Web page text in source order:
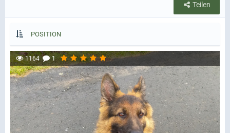
Teilen
POSITION
1164 1